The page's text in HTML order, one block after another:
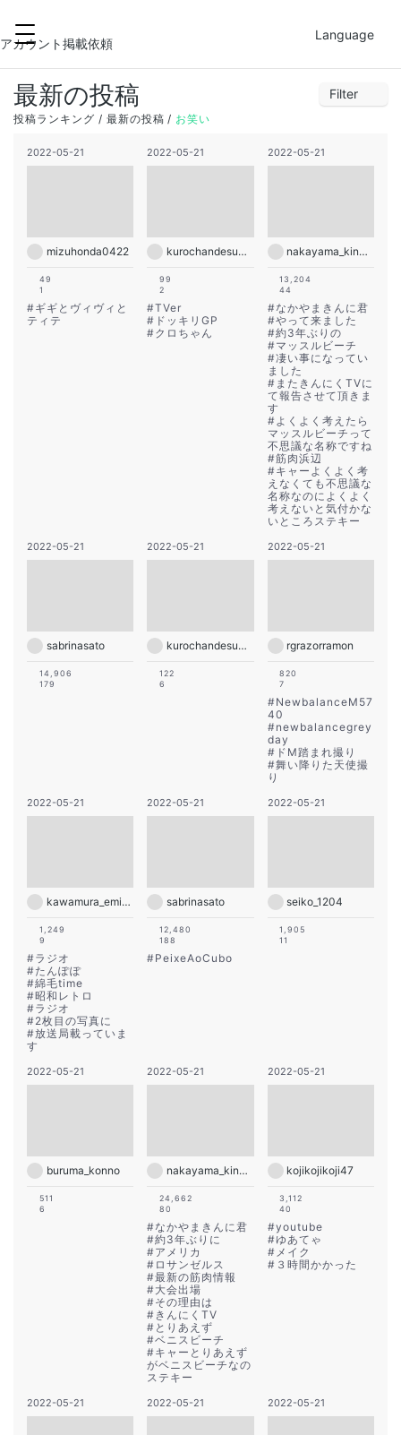
アカウント掲載依頼
Language
最新の投稿
2
3
4 5 6 7 8
9
16
17
18
24
25 28 29
7
15
16 17 18 19 20
21
Filter
投稿ランキング 最新の投稿 お笑い
2022-05-21
mizuhonda0422
49
1
#ギギとヴィヴィと
ティテ
2022-05-21
kurochandesuwawa
99
2
#TVer
# ドッキリGP
#クロちゃん
2022-05-21
nakayama_kinnikun
13,204
44
#なかやまきんに君
#やって来ました
#約3年ぶりの
#マッスルビーチ
#凄い事になってい
ました
# またきんにくTVに
て報告させて頂きま
す
#よくよく考えたら
マッスルビーチって
不思議な名称ですね
#筋肉浜辺
#キャーよくよく考
えなくても不思議な
名称なのによくよく
考えないと気付かな
いところステキー
2022-05-21
sabrinasato
14,906
179
2022-05-21
kurochandesuwawa
122
6
2022-05-21
rgrazorramon
820
7
#NewbalanceM57
40
#newbalancegrey
day
# ドM踏まれ撮り
#舞い降りた天使撮
り
2022-05-21
kawamura_emiko
1,249
9
#ラジオ
#たんぽぽ
#綿毛time
#昭和レトロ
#ラジオ
#2枚目の写真に
#放送局載っていま
す
2022-05-21
sabrinasato
12,480
188
#PeixeAoCubo
2022-05-21
seiko_1204
1,905
11
2022-05-21
buruma_konno
511
6
2022-05-21
nakayama_kinnikun
24,662
80
#なかやまきんに君
#約3年ぶりに
#アメリカ
# ロサンゼルス
#最新の筋肉情報
#大会出場
#その理由は
# きんにくTV
# とりあえず
#ベニスビーチ
#キャーとりあえず
がベニスビーチなの
ステキー
2022-05-21
kojikojikoji47
3,112
40
#youtube
#ゆあてゃ
# メイク
# ３時間かかった
2022-05-21 2022-05-21 2022-05-21